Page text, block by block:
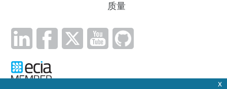
质量
x